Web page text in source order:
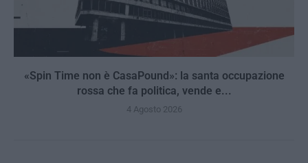
«Spin Time non è CasaPound»: la santa occupazione
rossa che fa politica, vende e...
4 Agosto 2026